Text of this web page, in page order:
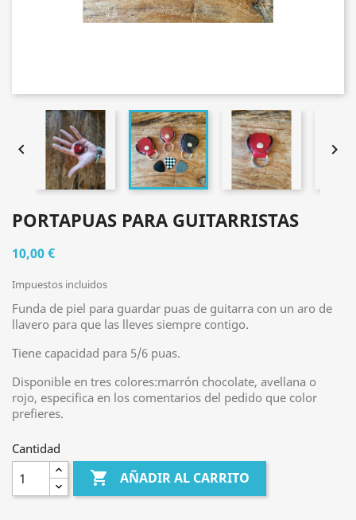
 
PORTAPUAS PARA GUITARRISTAS
10,00 €
Impuestos incluidos
Funda de piel para guardar puas de guitarra con un aro de
llavero para que las lleves siempre contigo.
Tiene capacidad para 5/6 puas.
Disponible en tres colores:marrón chocolate, avellana o
rojo, especifica en los comentarios del pedido que color
prefieres.
Cantidad
 AÑADIR AL CARRITO